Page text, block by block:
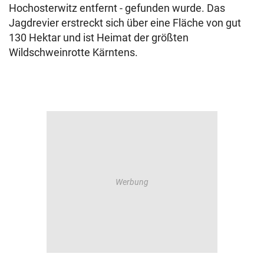
Hochosterwitz entfernt - gefunden wurde. Das
Jagdrevier erstreckt sich über eine Fläche von gut
130 Hektar und ist Heimat der größten
Wildschweinrotte Kärntens.